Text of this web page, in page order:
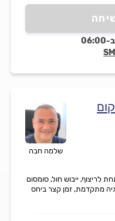
שלמה חבה
לריצוף, ייבוש חול, סומסום
מתקדמת, זמן קצר ביחס